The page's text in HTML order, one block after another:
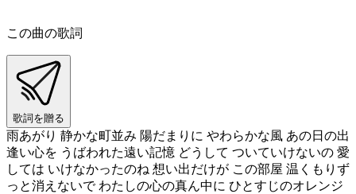
この曲の歌詞
歌詞を贈る
雨あがり 静かな町並み 陽だまりに やわらかな風 あの日の出
逢い心を うばわれた遠い記憶 どうして ついていけないの 愛
しては いけなかったのね 想い出だけが この部屋 温くもりず
っと消えないで わたしの心の真ん中に ひとすじのオレンジ